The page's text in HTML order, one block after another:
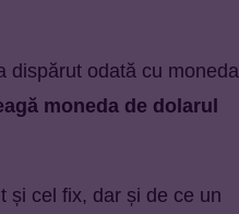
dispărut odată cu moneda
moneda de dolarul
și cel fix, dar și de ce un